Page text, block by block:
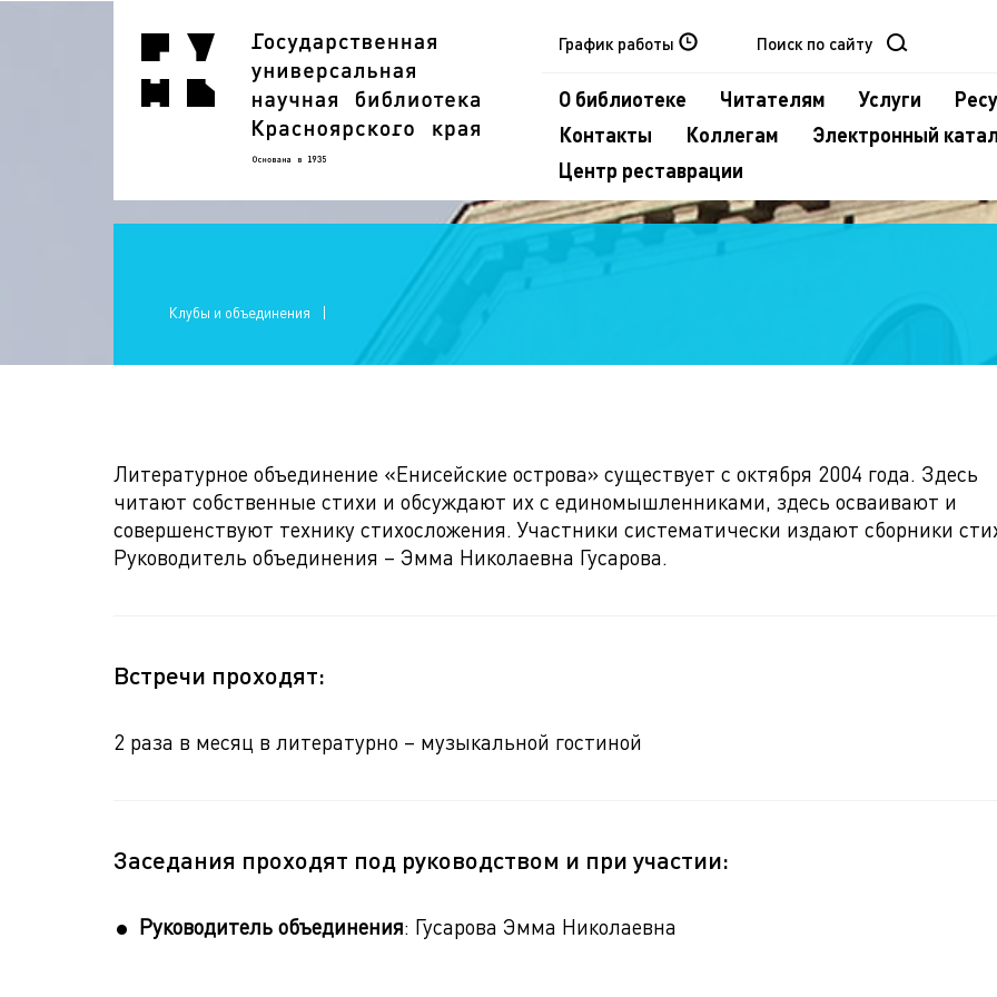
График работы
О библиотеке Читателям Услуги
Контакты
Коллегам
Электронный
Центр реставрации
Клубы и объединения
Литературное объединение «Енисейские острова» существует с октября 2004 года. Здесь
читают собственные стихи и обсуждают их с единомышленниками, здесь осваивают и
совершенствуют технику стихосложения. Участники систематически издают сборники
Руководитель объединения – Эмма Николаевна Гусарова.
Встречи проходят:
2 раза в месяц в литературно – музыкальной гостиной
Заседания проходят под руководством и при участии:
Руководитель объединения: Гусарова Эмма Николаевна